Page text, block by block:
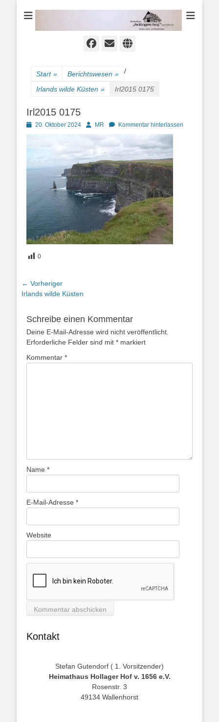
Heimathaus
Hollager Hof v.
Facebook
E-
Website
Start » Berichtswesen » /
Irlands wilde Küsten » Irl2015 0175
Irl2015 0175
Posted
on
20. Oktober 2024 AutorMR Kommentar hinterlassen
0
Beitragsnavigation
← Vorheriger
Vorheriger
Irlands wilde Küsten
Schreibe einen Kommentar
Deine E-Mail-Adresse wird nicht veröffentlicht.
Erforderliche Felder sind mit * markiert
Kommentar *
Name *
E-Mail-Adresse *
Website
Kontakt
Stefan Gutendorf ( 1. Vorsitzender)
Heimathaus Hollager Hof v. 1656 e.V.
Rosenstr. 3
49134 Wallenhorst